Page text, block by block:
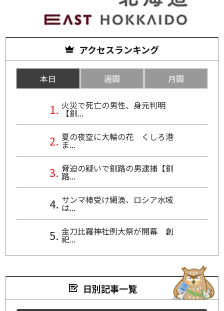
アクセスランキング
本日 週間 月間
火災で死亡の男性、身元判明
【釧...
夏の夜空に大輪の花 くしろ港
ま...
脅迫の疑いで釧路の男逮捕【釧
路...
サンマ棒受け網漁、ロシア水域
は...
金刀比羅神社例大祭が開幕 創
祀...
日別記事一覧